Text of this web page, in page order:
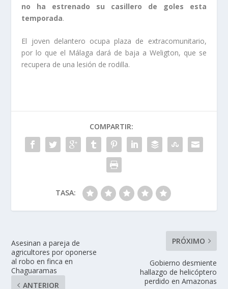
no ha estrenado su casillero de goles esta
temporada.
El joven delantero ocupa plaza de extracomunitario,
por lo que el Málaga dará de baja a Weligton, que se
recupera de una lesión de rodilla.
COMPARTIR:
TASA:
Asesinan a pareja de
agricultores por oponerse
al robo en finca en
Chaguaramas
ANTERIOR
PRÓXIMO
Gobierno desmiente
hallazgo de helicóptero
perdido en Amazonas